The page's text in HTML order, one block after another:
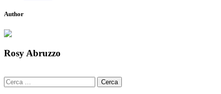
Author
Rosy Abruzzo
Ricerca
per: